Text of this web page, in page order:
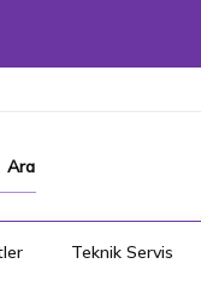
Ara
Teknik Servis